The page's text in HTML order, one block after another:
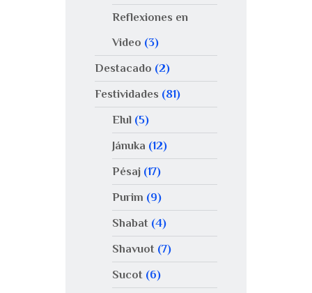
Reflexiones en
Video (3)
Destacado (2)
Festividades (81)
Elul(5)
Jánuka (12)
Pésaj(17)
Purim (9)
Shabat(4)
Shavuot(7)
Sucot(6)